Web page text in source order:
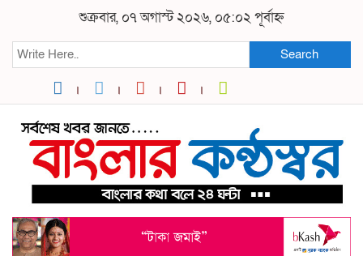
শুক্রবার, ০৭ অগাস্ট ২০২৬, ০৫:০২ পূর্বাহ্ন
Search